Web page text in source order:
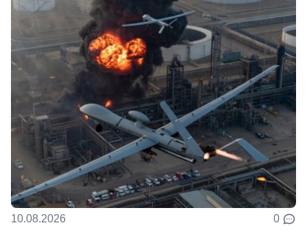
10.08.2026 0